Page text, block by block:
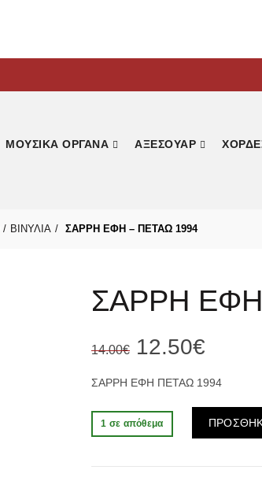
ΜΟΥΣΙΚΑ ΟΡΓΑΝΑ ΑΞΕΣΟΥΑΡ
ΒΙΝΥΛΙΑ ΣΑΡΡΗ ΕΦΗ – ΠΕΤΑΩ 1994
ΣΑΡΡΗ
14.00€ Original
price
was:
12.50€
τιμή
ΣΑΡΡΗ ΕΦΗ ΠΕΤΑΩ 1994
1 σε απόθεμα